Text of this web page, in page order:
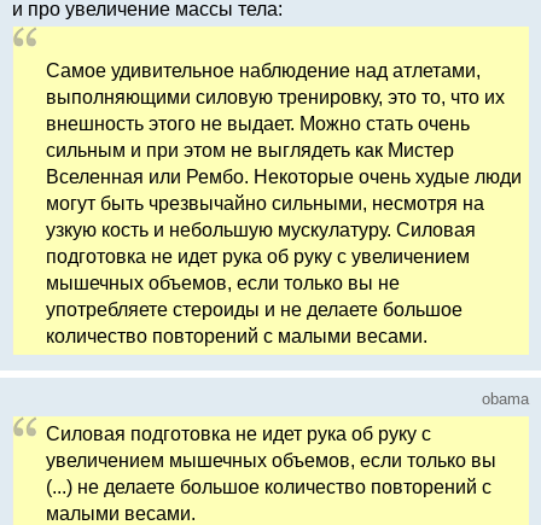
и про увеличение массы тела:
Самое удивительное наблюдение над атлетами,
выполняющими силовую тренировку, это то, что их
внешность этого не выдает. Можно стать очень
сильным и при этом не выглядеть как Мистер
Вселенная или Рембо. Некоторые очень худые люди
могут быть чрезвычайно сильными, несмотря на
узкую кость и небольшую мускулатуру. Силовая
подготовка не идет рука об руку с увеличением
мышечных объемов, если только вы не
употребляете стероиды и не делаете большое
количество повторений с малыми весами.
obama
Силовая подготовка не идет рука об руку с
увеличением мышечных объемов, если только вы
(...) не делаете большое количество повторений с
малыми весами.